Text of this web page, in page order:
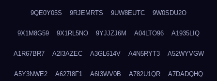
9QE0Y05S 9RJEMRTS 9UW8EUTC 9W0SDU2O
9X1M8G59 9X1RL5NO 9YJJZJ6M A04LTO96 A1935LIQ
A1R67BR7 A2I3AZEC A3GL614V A4N5RYT3 A52WYVGW
A5Y3NWE2 A627I8F1 A6I3WV0B A782U1QR A7DADQHQ